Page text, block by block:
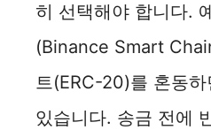
히 선택해야 합니다.
(Binance Smart
트(ERC-20)를 혼동
있습니다. 송금 전에